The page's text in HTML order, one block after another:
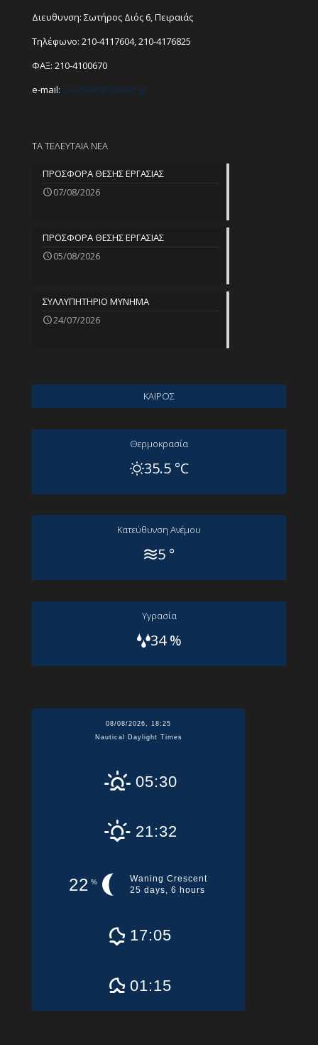
Διευθυνση: Σωτήρος Διός 6, Πειραιάς
Τηλέφωνο: 210-4117604,210-4176825
ΦΑΞ: 210-4100670
e-mail: peathen@otenet.gr
ΤΑ ΤΕΛΕΥΤΑΙΑ ΝΕΑ
ΠΡΟΣΦΟΡΑ ΘΕΣΗΣ ΕΡΓΑΣΙΑΣ
07/08/2026
ΠΡΟΣΦΟΡΑ ΘΕΣΗΣ ΕΡΓΑΣΙΑΣ
05/08/2026
ΣΥΛΛΥΠΗΤΗΡΙΟ ΜΥΝΗΜΑ
24/07/2026
ΚΑΙΡΟΣ
Θερμοκρασία
35.5 °C
Kατεύθυνση Aνέμου
5 °
Yγρασία
34 %
08/08/2026, 18:25
Nautical Daylight Times
05:30
21:32
22 %
Waning Crescent
25 days, 6 hours
17:05
01:15